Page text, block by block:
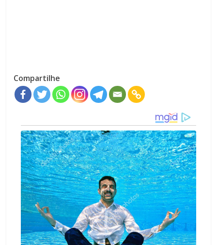
Compartilhe